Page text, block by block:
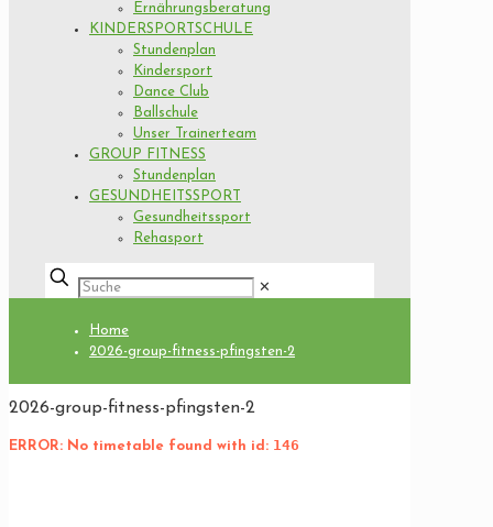
Ernährungsberatung
KINDERSPORTSCHULE
Stundenplan
Kindersport
Dance Club
Ballschule
Unser Trainerteam
GROUP FITNESS
Stundenplan
GESUNDHEITSSPORT
Gesundheitssport
Rehasport
✕
Home
2026-group-fitness-pfingsten-2
2026-group-fitness-pfingsten-2
ERROR: No timetable found with id: 146